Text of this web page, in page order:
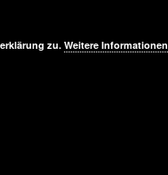
zu. Weitere Informationen